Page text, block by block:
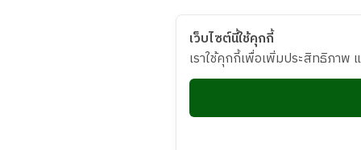
เว็บไซต์นี้ใช้คุกกี้
เราใช้คุกกี้เพื่อเพิ่มประสิทธิภาพ